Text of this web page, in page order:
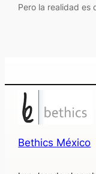
Pero la realidad es
Bethics México